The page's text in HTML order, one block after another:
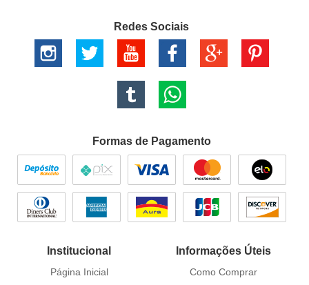
Redes Sociais
Formas de Pagamento
Institucional
Página Inicial
Informações Úteis
Como Comprar